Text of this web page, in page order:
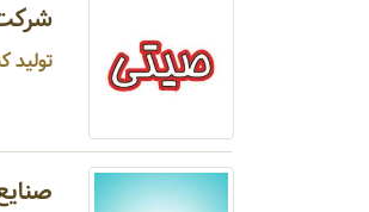
تولید